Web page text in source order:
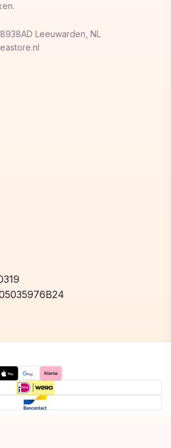
Leeuwarden, NL
Pay GPay Klarna